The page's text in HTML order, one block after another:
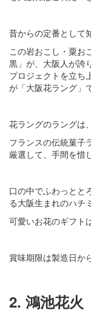
昔からの定番として
この岩おこし・粟お
黒」が、大阪人が誇
プロジェクトを立ち
が「大阪花ラング」
花ラングのラングは
フランスの伝統菓子
厳選して、手間を惜
口の中でふわっとと
る大阪生まれのハチ
可愛いお花のギフト
賞味期限は製造日か
2. 鴻池花火